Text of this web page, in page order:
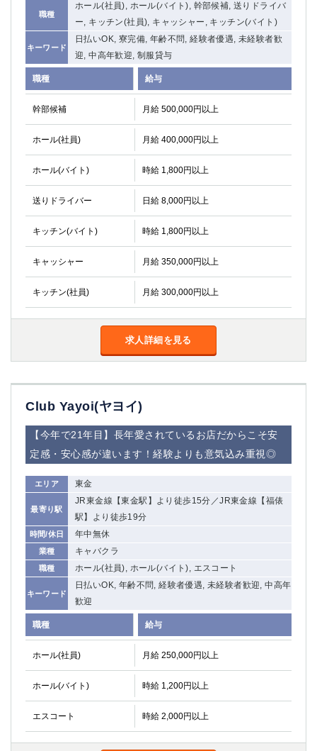
職種
ホール(社員), ホール(バイト), 幹部候補, 送りドライバ
ー, キッチン(社員), キャッシャー, キッチン(バイト)
キーワード
日払いOK, 寮完備, 年齢不問, 経験者優遇, 未経験者歓
迎, 中高年歓迎, 制服貸与
職種 給与
幹部候補 月給 500,000円以上
ホール(社員) 月給 400,000円以上
ホール(バイト) 時給 1,800円以上
送りドライバー 日給 8,000円以上
キッチン(バイト) 時給 1,800円以上
キャッシャー 月給 350,000円以上
キッチン(社員) 月給 300,000円以上
求人詳細を見る
Club Yayoi(ヤヨイ)
【今年で21年目】長年愛されているお店だからこそ安
定感・安心感が違います！経験よりも意気込み重視◎
エリア 東金
最寄り駅
JR東金線【東金駅】より徒歩15分／JR東金線【福俵
駅】より徒歩19分
時間/休日 年中無休
業種 キャバクラ
職種 ホール(社員), ホール(バイト), エスコート
キーワード
日払いOK, 年齢不問, 経験者優遇, 未経験者歓迎, 中高年
歓迎
職種 給与
ホール(社員) 月給 250,000円以上
ホール(バイト) 時給 1,200円以上
エスコート 時給 2,000円以上
東武宇都宮（宇都宮西口）
茨城県
土浦 ひたち野うしく
高崎 館林
0